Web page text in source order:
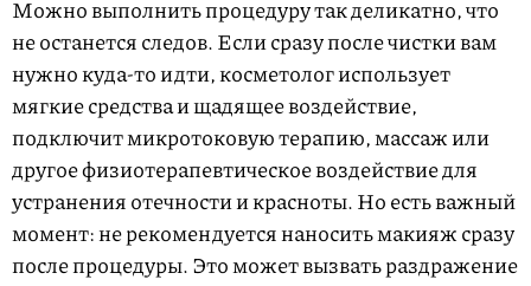
Можно выполнить процедуру так деликатно, что
не останется следов. Если сразу после чистки вам
нужно куда-то идти, косметолог использует
мягкие средства и щадящее воздействие,
подключит микротоковую терапию, массаж или
другое физиотерапевтическое воздействие для
устранения отечности и красноты. Но есть важный
момент: не рекомендуется наносить макияж сразу
после процедуры. Это может вызвать раздражение